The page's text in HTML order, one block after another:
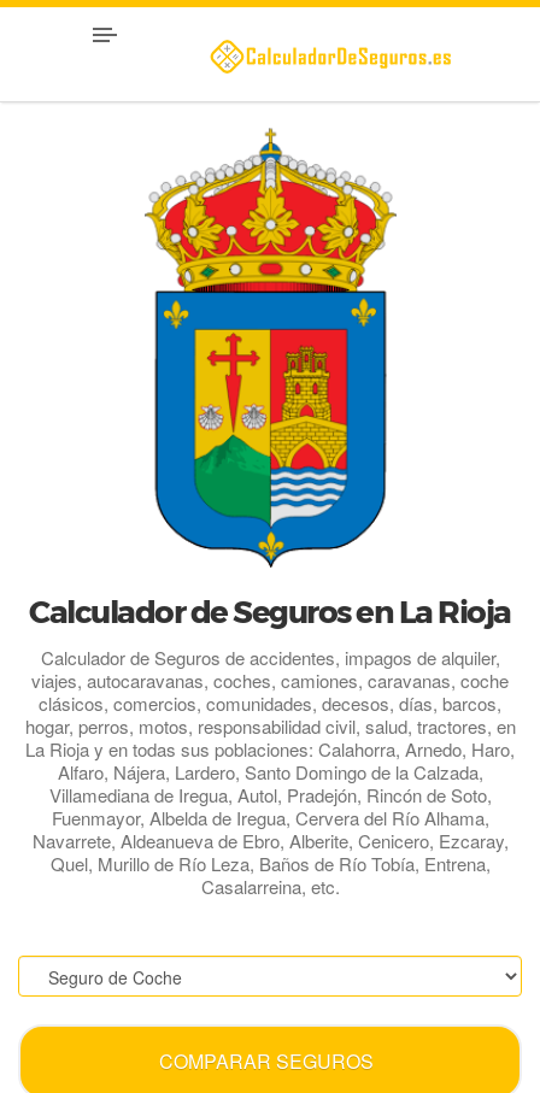
Calculador de Seguros en La Rioja
Calculador de Seguros de accidentes, impagos de alquiler,
viajes, autocaravanas, coches, camiones, caravanas, coche
clásicos, comercios, comunidades, decesos, días, barcos,
hogar, perros, motos, responsabilidad civil, salud, tractores, en
La Rioja y en todas sus poblaciones: Calahorra, Arnedo, Haro,
Alfaro, Nájera, Lardero, Santo Domingo de la Calzada,
Villamediana de Iregua, Autol, Pradejón, Rincón de Soto,
Fuenmayor, Albelda de Iregua, Cervera del Río Alhama,
Navarrete, Aldeanueva de Ebro, Alberite, Cenicero, Ezcaray,
Quel, Murillo de Río Leza, Baños de Río Tobía, Entrena,
Casalarreina, etc.
COMPARAR SEGUROS